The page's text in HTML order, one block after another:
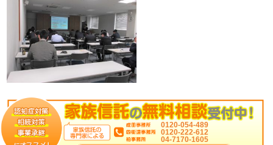
0120-054-489
0120-222-612
04-7170-1605